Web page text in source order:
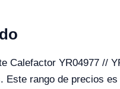
Calefactor YR04977 //
Este rango de precios